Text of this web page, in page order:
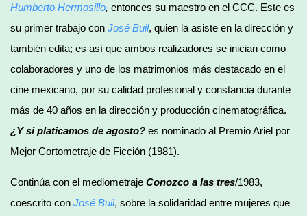
Humberto Hermosillo, entonces su maestro en el CCC. Este es
su primer trabajo con José Buil, quien la asiste en la dirección y
también edita; es así que ambos realizadores se inician como
colaboradores y uno de los matrimonios más destacado en el
cine mexicano, por su calidad profesional y constancia durante
más de 40 años en la dirección y producción cinematográfica.
¿Y si platicamos de agosto? es nominado al Premio Ariel por
Mejor Cortometraje de Ficción (1981).
Continúa con el mediometraje Conozco a las tres/1983,
coescrito con José Buil, sobre la solidaridad entre mujeres que